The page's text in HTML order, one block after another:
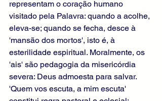
representam o coração humano
visitado pela Palavra: quando a acolhe,
eleva-se; quando se fecha, desce à
'mansão dos mortos', isto é, à
esterilidade espiritual. Moralmente, os
'ais' são pedagogia da misericórdia
severa: Deus admoesta para salvar.
'Quem vos escuta, a mim escuta'